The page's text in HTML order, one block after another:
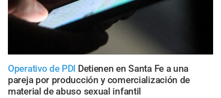
Operativo de PDI Detienen en Santa Fe a una
pareja por producción y comercialización de
material de abuso sexual infantil